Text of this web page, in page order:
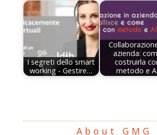
I segreti dello smart
working - Gestire…
azienda:
costruirla
metodo e
About GMG